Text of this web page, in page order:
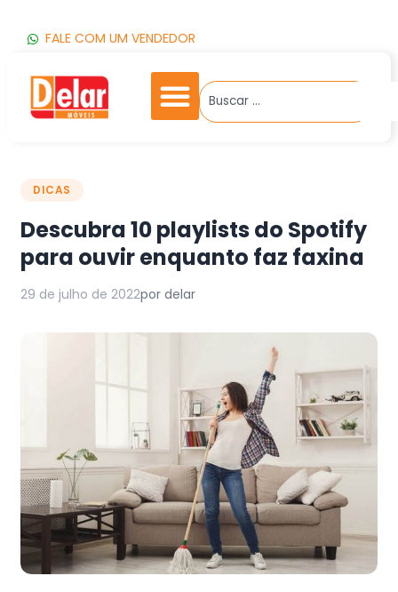
FALE COM UM VENDEDOR
DICAS
Descubra 10 playlists do Spotify
para ouvir enquanto faz faxina
29 de julho de 2022por delar